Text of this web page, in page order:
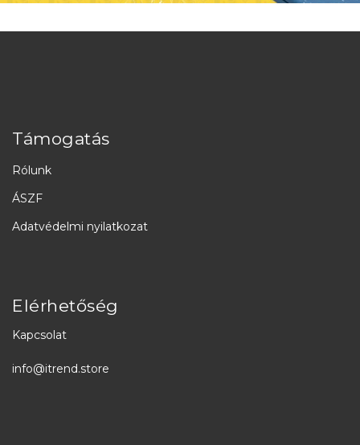
Támogatás
Rólunk
ÁSZF
Adatvédelmi nyilatkozat
Elérhetőség
Kapcsolat
info@itrend.store